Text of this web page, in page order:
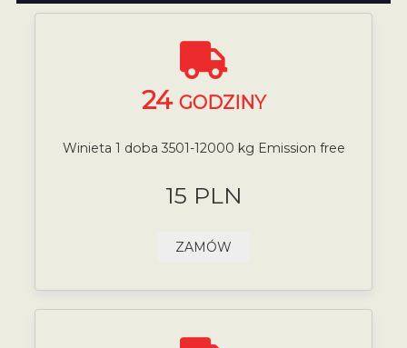
24 GODZINY
Winieta 1 doba 3501-12000 kg Emission free
15 PLN
ZAMÓW